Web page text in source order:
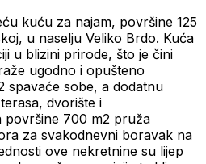
kuću za najam, površine 125
u naselju Veliko Brdo. Kuća
u blizini prirode, što je čini
ugodno i opušteno
spavaće sobe, a dodatnu
dvorište i
površine 700 m2 pruža
za svakodnevni boravak na
ove nekretnine su lijep